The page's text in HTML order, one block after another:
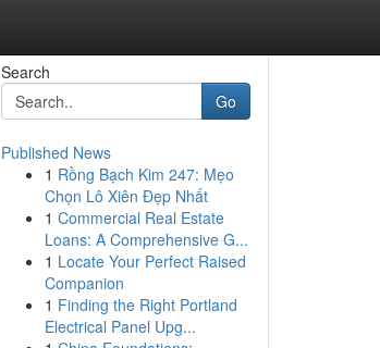
Search
Go
Published News
1 Rồng Bạch Kim 247: Mẹo
Chọn Lô Xiên Đẹp Nhất
1 Commercial Real Estate
Loans: A Comprehensive G...
1 Locate Your Perfect Raised
Companion
1 Finding the Right Portland
Electrical Panel Upg...